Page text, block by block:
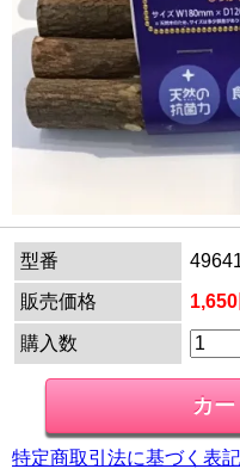
型番
販売価格
購入数
特定商取引法に基づく表